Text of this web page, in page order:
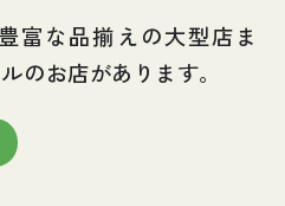
富な品揃えの大型店ま
のお店があります。